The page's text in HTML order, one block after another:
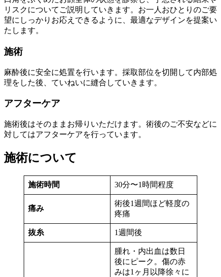
リスクについてご説明していきます。お一人おひとりのご要
望にしっかりお応えできるように、最適なデザインを提案い
たします。
施術
麻酔後に安全に処置を行います。採取部位を切開して内部処
理をした後、ていねいに縫合していきます。
アフターケア
施術後はそのままお帰りいただけます。術後のご不安などに
対してはアフターケアを行っています。
施術について
施術時間 30分〜1時間程度
痛み
術後1週間ほど軽度の
疼痛
抜糸 1週間後
腫れ・内出血は数日
後にピーク。傷の赤
みは1ヶ月以降徐々に